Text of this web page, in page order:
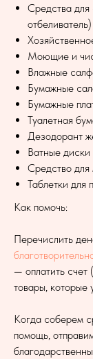
Средства для
отбеливатель)
Моющие и
Влажные
Бумажные
Бумажные
Туалетная
Дезодорант
Ватные диски
Средство для
Таблетки для
Как помочь:
Перечислить
— оплатить
товары, которые
Когда соберем
помощь,